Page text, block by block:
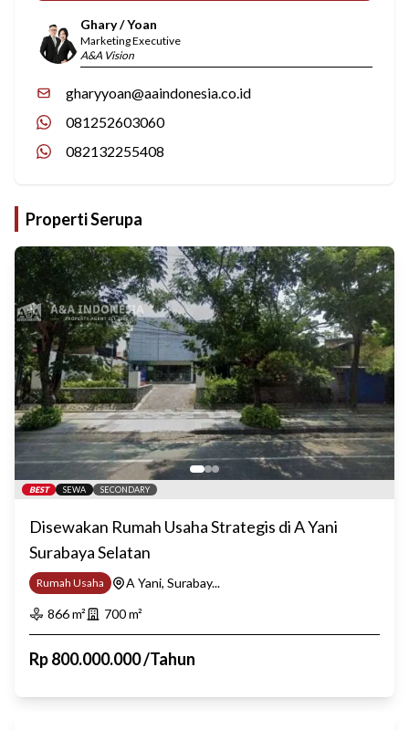
Ghary / Yoan
Marketing Executive
A&A Vision
gharyyoan@aaindonesia.co.id
081252603060
082132255408
Properti Serupa
BEST SEWA SECONDARY
Disewakan Rumah Usaha Strategis di A Yani
Surabaya Selatan
Rumah Usaha
A Yani, Surabay...
866m² 700m²
Rp800.000.000/Tahun